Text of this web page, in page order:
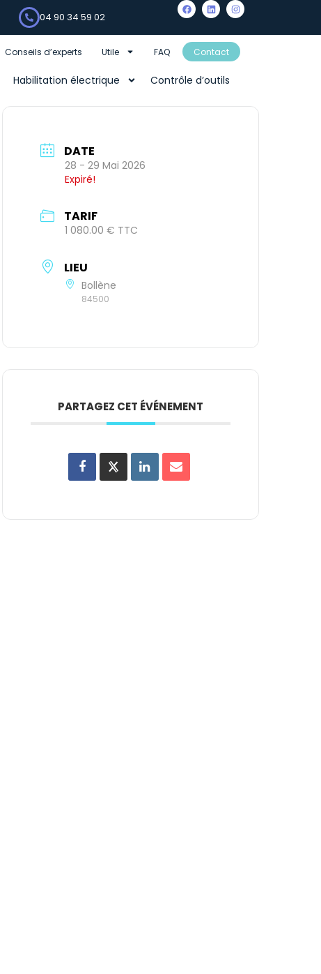
04 90 34 59 02
Conseils d’experts Utile FAQ Contact
Habilitation électrique Contrôle d’outils
DATE
28 - 29 Mai 2026
Expiré!
TARIF
1 080.00 € TTC
LIEU
Bollène
84500
PARTAGEZ CET ÉVÉNEMENT